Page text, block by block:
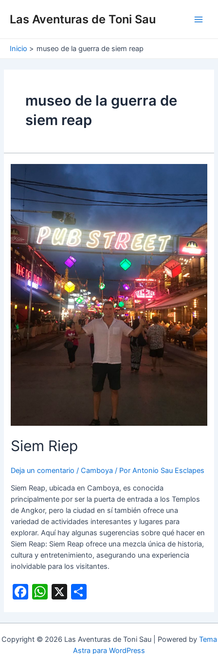
Las Aventuras de Toni Sau
Inicio museo de la guerra de siem reap
museo de la guerra de
siem reap
Siem Riep
Deja un comentario /Camboya / PorAntonio Sau Esclapes
Siem Reap, ubicada en Camboya, es conocida
principalmente por ser la puerta de entrada a los Templos
de Angkor, pero la ciudad en sí también ofrece una
variedad de actividades interesantes y lugares para
explorar. Aquí hay algunas sugerencias sobre qué hacer en
Siem Reap: Siem Reap ofrece una mezcla única de historia,
cultura y entretenimiento, asegurando una experiencia
inolvidable para los visitantes.
F
c
e
W
at
s
X
m
p
Copyright © 2026 Las Aventuras de Toni Sau | Powered by Tema
Astra para WordPress